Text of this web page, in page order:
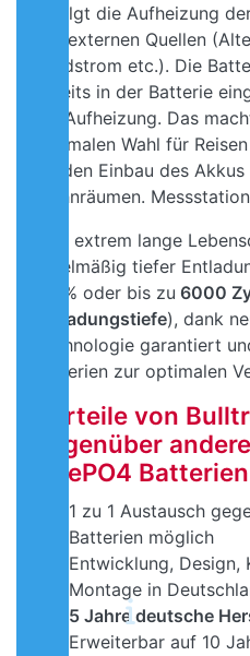
erfolgt die Aufheizung
aus externen Quellen
Landstrom etc.). Die
bereits in der Batterie
die Aufheizung. Das
optimalen Wahl für
für den Einbau des
Wohnräumen.
Eine extrem lange
regelmäßig tiefer
100% oder bis zu 6000
Entladungstiefe), dank
Technologie garantiert
Batterien zur optimalen
Vorteile von
gegenüber
LiFePO4 Batterien
1 zu 1 Austausch
Batterien möglich
Entwicklung, Design,
Montage in
5 Jahre deutsche
Erweiterbar auf 10